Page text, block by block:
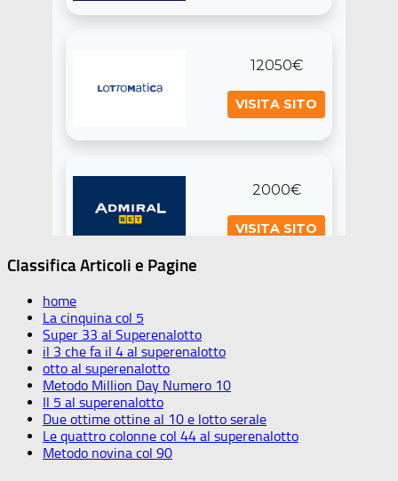
Classifica Articoli e Pagine
home
La cinquina col 5
Super 33 al Superenalotto
il 3 che fa il 4 al superenalotto
otto al superenalotto
Metodo Million Day Numero 10
Il 5 al superenalotto
Due ottime ottine al 10 e lotto serale
Le quattro colonne col 44 al superenalotto
Metodo novina col 90